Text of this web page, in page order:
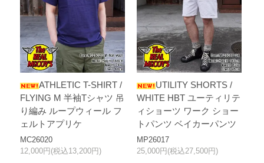
ATHLETIC T-SHIRT /
FLYING M 半袖Tシャツ 吊
り編み ループウィール フ
ェルトアプリケ
MC26020
12,000円(税込13,200円)
UTILITY SHORTS /
WHITE HBT ユーティリテ
ィショーツ ワーク ショー
トパンツ ベイカーパンツ
MP26017
25,000円(税込27,500円)